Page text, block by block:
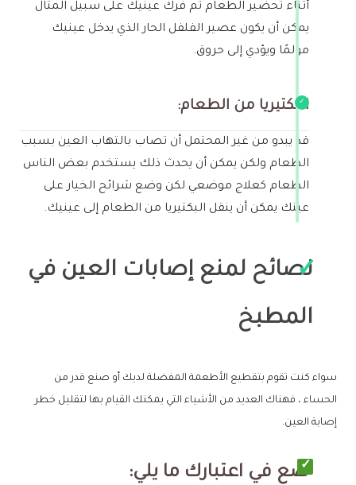
أثناء تحضير الطعام ثم فرك عينيك على سبيل المثال
يمكن أن يكون عصير الفلفل الحار الذي يدخل عينيك
مؤلمًا ويؤدي إلى حروق.
البكتيريا من الطعام:
قد يبدو من غير المحتمل أن تصاب بالتهاب العين بسبب
الطعام ولكن يمكن أن يحدث ذلك يستخدم بعض الناس
الطعام كعلاج موضعي لكن وضع شرائح الخيار على
عينك يمكن أن ينقل البكتيريا من الطعام إلى عينيك.
نصائح لمنع إصابات العين في
المطبخ
سواء كنت تقوم بتقطيع الأطعمة المفضلة لديك أو صنع قدر من
الحساء ، فهناك العديد من الأشياء التي يمكنك القيام بها لتقليل خطر
إصابة العين.
ضع في اعتبارك ما يلي: